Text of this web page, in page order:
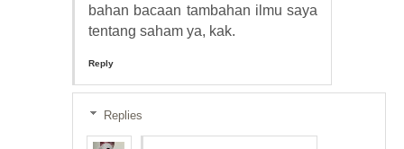
bahan bacaan tambahan ilmu saya
tentang saham ya, kak.
Reply
Replies